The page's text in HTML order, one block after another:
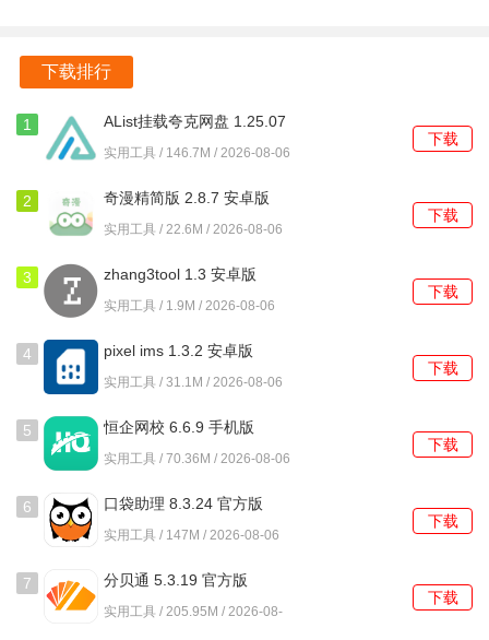
常见问题
两部手机必须在同一网络下才能使用吗？
不一定。只要两部手机都能连接到互联网，无论是Wi-Fi还是
移动数据，都可以使用慧眼卫士进行远程监控。
监控过程中会消耗很多流量吗？
流量消耗取决于视频的清晰度和监控时长。建议在Wi-Fi环境
下使用，或者在设置中选择较低的视频分辨率，以节省流
量。
监控画面可以保存多久？
录像保存时长取决于您的手机存储空间。您可以定期清理不
必要的录像，释放存储空间。
我可以连接多个监控端吗？
监控端。
下载排行
1
AList挂载夸克网盘 1.25.07
安卓版
实用工具 / 146.7M / 2026-08-06
下载
2 奇漫精简版 2.8.7 安卓版
实用工具 / 22.6M / 2026-08-06
下载
3 zhang3tool 1.3 安卓版
实用工具 / 1.9M / 2026-08-06
下载
4 pixel ims 1.3.2 安卓版
实用工具 / 31.1M / 2026-08-06
下载
5 恒企网校 6.6.9 手机版
实用工具 / 70.36M / 2026-08-06
下载
6 口袋助理 8.3.24 官方版
实用工具 / 147M / 2026-08-06
下载
7 分贝通 5.3.19 官方版
实用工具 / 205.95M / 2026-08-
下载